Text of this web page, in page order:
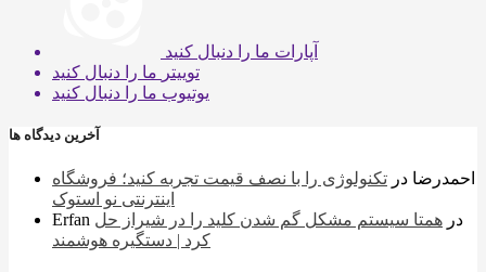
آپارات ما را دنبال کنید
توییتر ما را دنبال کنید
یوتیوب ما را دنبال کنید
آخرین دیدگاه ها
احمدرضا در تکنولوژی را با نصف قیمت تجربه کنید؛ فروشگاه
اینترنتی نو استوک
Erfan
در همتا سیستم مشکل گم شدن کلید را در شیراز حل
کرد | دستگیره هوشمند